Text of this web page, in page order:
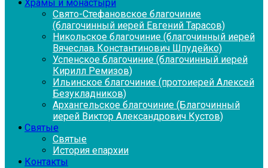
Храмы и монастыри
Свято-Стефановское благочиние
(благочинный иерей Евгений Тарасов)
Никольское благочиние (благочинный иерей
Вячеслав Константинович Шпудейко)
Успенское благочиние (благочинный иерей
Кирилл Ремизов)
Ильинское благочиние (протоиерей Алексей
Безукладников)
Архангельское благочиние (Благочинный
иерей Виктор Александрович Кустов)
Святые
Святые
История епархии
Контакты